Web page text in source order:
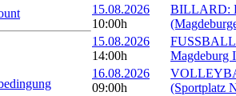
15.08.2026
10:00h
BILLARD:
15.08.2026
14:00h
Magdeburg
16.08.2026
09:00h
(Sportplatz